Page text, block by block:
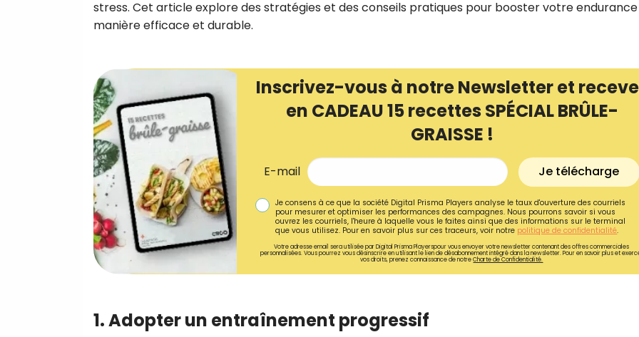
stress. Cet article explore des stratégies et des conseils pratiques pour booster votre
manière efficace et durable.
Inscrivez-vous à notre Newsletter et
en CADEAU 15 recettes SPÉCIAL BRÛLE-
GRAISSE !
E-mail Je télécharge
Je consens à ce que la société Digital Prisma Players analyse le taux d'ouverture des courriels
pour mesurer et optimiser les performances des campagnes. Nous pourrons savoir si vous
ouvrez les courriels, l'heure à laquelle vous le faites ainsi que des informations sur le terminal
que vous utilisez. Pour en savoir plus sur ces traceurs, voir notre politique de confidentialité.
Votre adresse email sera utilisée par Digital Prisma Playerspour vous envoyer votre newsletter contenant des offres commerciales
personnalisées. Vous pourrez vous désinscrire en utilisant le lien de désabonnement intégré dans la newsletter. Pour en savoir plus et
vos droits, prenez connaissance de notreCharte de Confidentialité.
1. Adopter un entraînement progressif